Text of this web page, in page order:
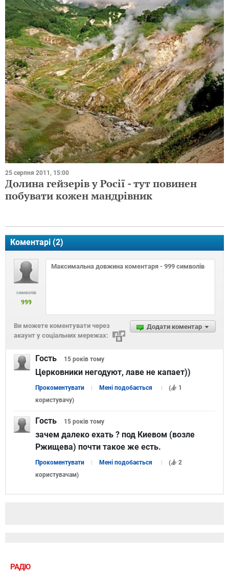
25 серпня 2011, 15:00
Долина гейзерів у Росії - тут повинен
побувати кожен мандрівник
Коментарі (2)
символів
999
Додати коментар
Ви можете коментувати через
акаунт у соціальних мережах:
Гость 15 років тому
Церковники негодуют, лаве не капает))
Прокоментувати Мені подобається (
1
користувачу)
Гость 15 років тому
зачем далеко ехать ? под Киевом (возле
Ржищева) почти такое же есть.
Прокоментувати Мені подобається (
2
користувачам)
РАДІО